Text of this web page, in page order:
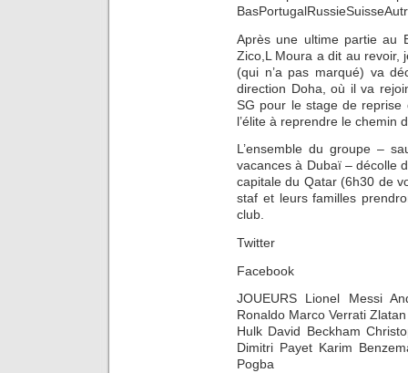
Après une ultime partie au
Zico,L Moura a dit au revoir,
(qui n’a pas marqué) va
direction Doha, où il va
SG pour le stage de
l’élite à reprendre le chemin
L’ensemble du groupe –
vacances à Dubaï – décolle
capitale du Qatar (6h30 de
staf et leurs familles
club.
Twitter
Facebook
JOUEURS Lionel Messi
Ronaldo Marco Verrati
Hulk David Beckham
Dimitri Payet Karim
Pogba